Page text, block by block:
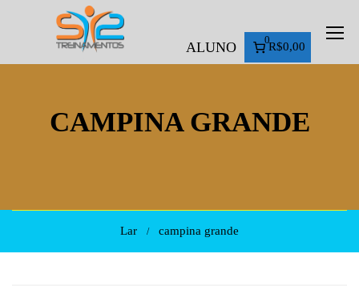
ALUNO 0
R$0,00
CAMPINA GRANDE
Lar campina grande